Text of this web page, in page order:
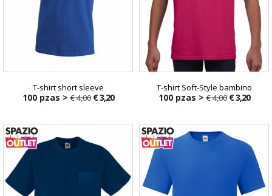
T-shirt short sleeve
100 pzas >€ 4,00 € 3,20
T-shirt Soft-Style bambino
100 pzas >€ 4,00 € 3,20